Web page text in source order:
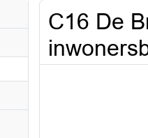
C16 De